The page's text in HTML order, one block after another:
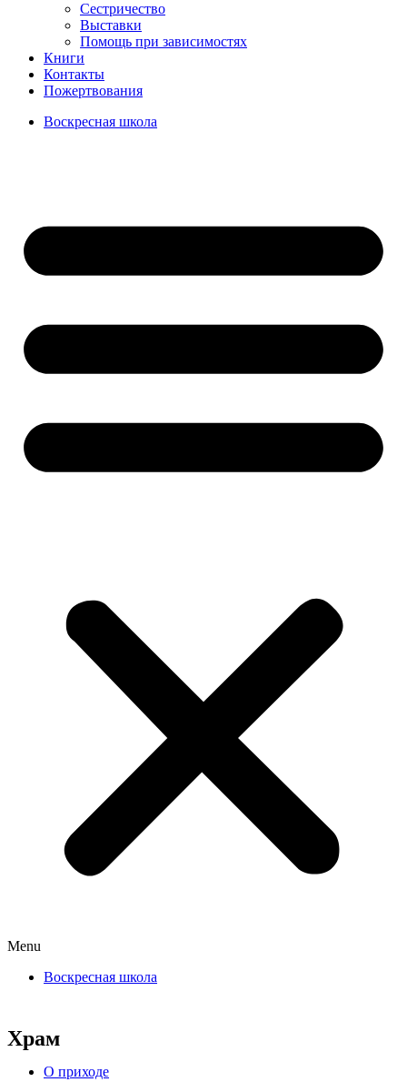
Сестричество
Выставки
Помощь при зависимостях
Книги
Контакты
Пожертвования
Воскресная школа
Menu
Воскресная школа
Храм
О приходе